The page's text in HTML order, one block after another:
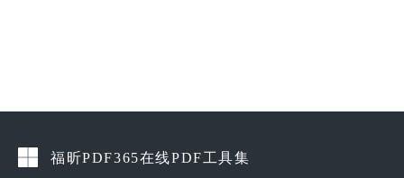
福昕PDF365在线PDF工具集